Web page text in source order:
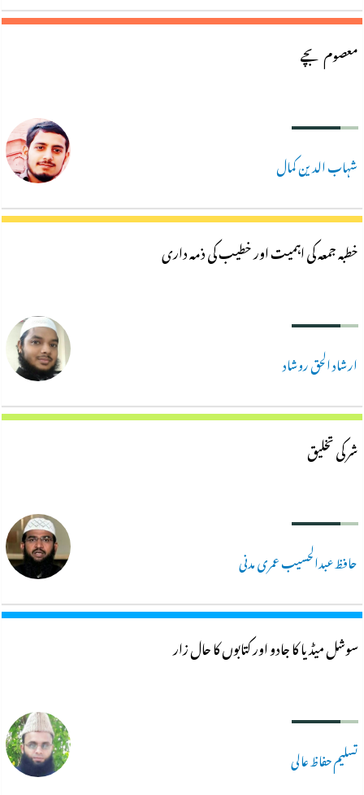
معصوم بچے
شہاب الدین کمال
خطبہ جمعہ کی اہمیت اور خطیب کی ذمہ داری
ارشاد الحق روشاد
شر کی تخلیق
حافظ عبدالحسیب عمری مدنی
سوشل میڈیا کا جادو اور کتابوں کا حال زار
تسلیم حفاظ عالی